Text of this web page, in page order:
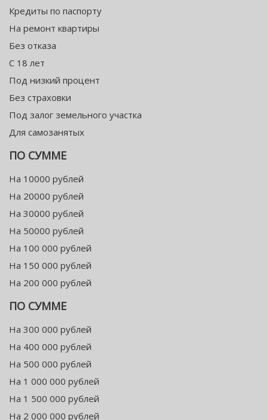
Кредиты по паспорту
На ремонт квартиры
Без отказа
С 18 лет
Под низкий процент
Без страховки
Под залог земельного участка
Для самозанятых
ПО СУММЕ
На 10000 рублей
На 20000 рублей
На 30000 рублей
На 50000 рублей
На 100 000 рублей
На 150 000 рублей
На 200 000 рублей
ПО СУММЕ
На 300 000 рублей
На 400 000 рублей
На 500 000 рублей
На 1 000 000 рублей
На 1 500 000 рублей
На 2 000 000 рублей